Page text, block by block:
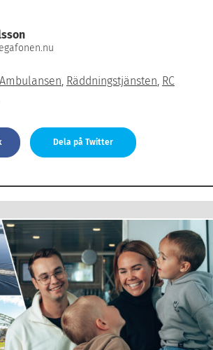
Ambulansen, Räddningstjänsten, RC
Dela på Twitter